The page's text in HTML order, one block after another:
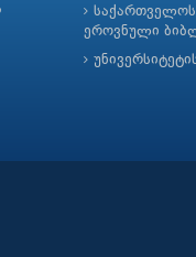
ეროვნული